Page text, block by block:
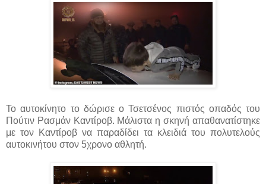
Το αυτοκίνητο το δώρισε ο Τσετσένος πιστός οπαδός του
Πούτιν Ρασμάν Καντίροβ. Μάλιστα η σκηνή απαθανατίστηκε
με τον Καντίροβ να παραδίδει τα κλειδιά του πολυτελούς
αυτοκινήτου στον 5χρονο αθλητή.